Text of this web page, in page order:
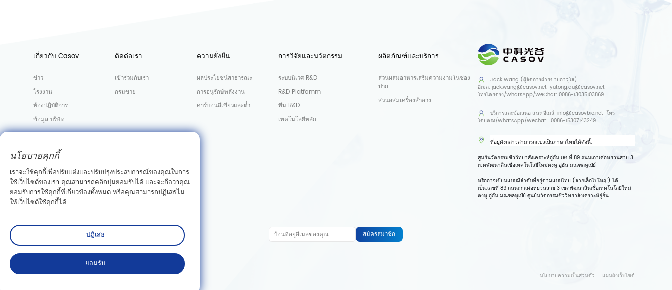
เกี่ยวกับ Casov
ข่าว
โรงงาน
ห้องปฏิบัติการ
ข้อมูล บริษัท
ติดต่อเรา
เข้าร่วมกับเรา
กรมขาย
ความยั่งยืน
ผลประโยชน์สาธารณะ
การอนุรักษ์พลังงาน
คาร์บอนสีเขียวและต่ำ
การวิจัยและนวัตกรรม
ระบบนิเวศ R&D
R&D Platfomm
ทีม R&D
เทคโนโลยีหลัก
ผลิตภัณฑ์และบริการ
ส่วนผสมอาหารเสริมความงามในช่อง
ปาก
ส่วนผสมเครื่องสำอาง
Jack Wang (ผู้จัดการฝ่ายขายอาวุโส)
อีเมล:jack.wang@casov.net yutong.du@casov.net
โทรโดยตรง/WhatsApp/WeChat:0086-13035103869
บริการและข้อเสนอ แนะ อีเมล์:info@casovbio.net โทร
โดยตรง/WhatsApp/Wechat:0086-15307143249
ที่อยู่ดังกล่าวสามารถแปลเป็นภาษาไทยได้ดังนี้:
ศูนย์นวัตกรรมชีววิทยาสังเคราะห์อู่ฮั่น เลขที่ 89 ถนนเกาเค่อหยวนสาย 3
เขตพัฒนาสินเชื่อเทคโนโลยีใหม่ตงหู อู่ฮั่น มณฑลหูเป่ย์
หรืออาจเขียนแบบมีลำดับที่อยู่ตามแบบไทย (จากเล็กไปใหญ่) ได้
เป็น:เลขที่ 89 ถนนเกาเค่อหยวนสาย 3 เขตพัฒนาสินเชื่อเทคโนโลยีใหม่
ตงหู อู่ฮั่น มณฑลหูเป่ย์ ศูนย์นวัตกรรมชีววิทยาสังเคราะห์อู่ฮั่น
สมัครสมาชิก
ลิขสิทธิ์© Wuhan Casov Green Biotech Co. , Ltd. สงวนลิขสิทธิ์ นโยบายความเป็นส่วนตัว แผนผังเว็บไซต์
นโยบายคุกกี้
เราจะใช้คุกกี้เพื่อปรับแต่งและปรับปรุงประสบการณ์ของคุณในการ
ใช้เว็บไซต์ของเรา คุณสามารถคลิกปุ่มยอมรับได้ และจะถือว่าคุณ
ยอมรับการใช้คุกกี้ที่เกี่ยวข้องทั้งหมด หรือคุณสามารถปฏิเสธไม่
ให้เว็บไซต์ใช้คุกกี้ได้
ปฏิเสธ
ยอมรับ